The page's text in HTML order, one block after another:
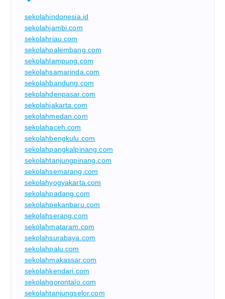
sekolahindonesia.id
sekolahjambi.com
sekolahriau.com
sekolahpalembang.com
sekolahlampung.com
sekolahsamarinda.com
sekolahbandung.com
sekolahdenpasar.com
sekolahjakarta.com
sekolahmedan.com
sekolahaceh.com
sekolahbengkulu.com
sekolahpangkalpinang.com
sekolahtanjungpinang.com
sekolahsemarang.com
sekolahyogyakarta.com
sekolahpadang.com
sekolahpekanbaru.com
sekolahserang.com
sekolahmataram.com
sekolahsurabaya.com
sekolahpalu.com
sekolahmakassar.com
sekolahkendari.com
sekolahgorontalo.com
sekolahtanjungselor.com